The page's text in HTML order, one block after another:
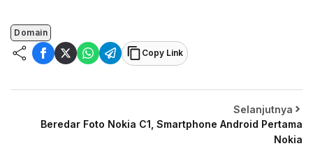
Domain
Copy Link
Selanjutnya
Beredar Foto Nokia C1, Smartphone Android Pertama
Nokia